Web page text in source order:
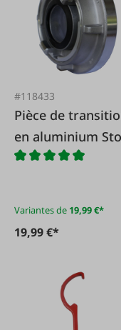
#118433
Pièce de
en aluminium
vers Storz
Variantes de 19,99 €*
19,99 €*